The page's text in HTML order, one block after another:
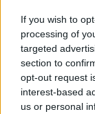
If you wish to
processing of
targeted
section to
opt-out request
interest-based
us or personal
ditta appaltatrice
Questo
comporterà
vecchi uffici sono
lutto, con su
ci ha lasciato, la